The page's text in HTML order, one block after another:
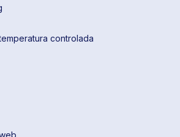
controlada